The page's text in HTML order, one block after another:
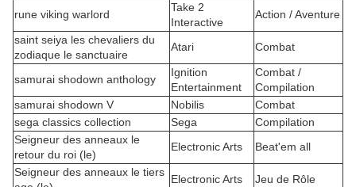
rune viking warlord
Take 2
Interactive
Action / Aventure
saint seiya les chevaliers du
zodiaque le sanctuaire
Atari Combat
samurai shodown anthology
Ignition
Entertainment
Combat /
Compilation
samurai shodown V
Nobilis
Combat
sega classics collection
Sega
Compilation
Seigneur des anneaux le
retour du roi (le)
Electronic Arts
Beat'em all
Seigneur des anneaux le tiers
Electronic Arts Jeu de Rôle